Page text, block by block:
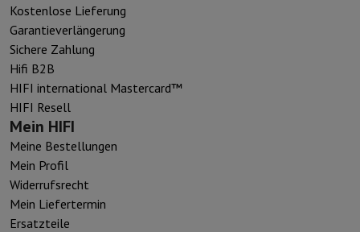
Kostenlose Lieferung
Garantieverlängerung
Sichere Zahlung
Hifi B2B
HIFI international Mastercard™
HIFI Resell
Mein HIFI
Meine Bestellungen
Mein Profil
Widerrufsrecht
Mein Liefertermin
Ersatzteile